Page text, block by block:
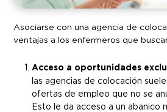
Asociarse con una agencia de
ventajas a los enfermeros que
Acceso a oportunidades
las agencias de colocación
ofertas de empleo que no se
Esto le da acceso a un abanico